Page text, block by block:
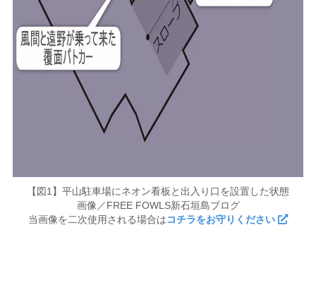
【図1】平山駐車場にネオン看板と出入り口を設置した状態
画像／FREE FOWLS新石垣島ブログ
当画像を二次使用される場合はコチラをお守りください